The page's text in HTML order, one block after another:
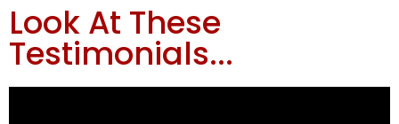
Look At These
Testimonials...